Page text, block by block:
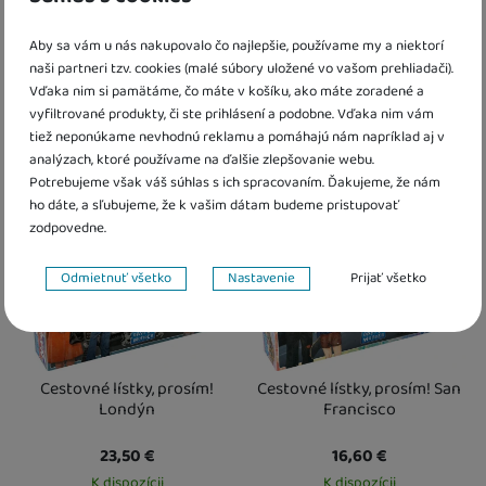
Aby sa vám u nás nakupovalo čo najlepšie, používame my a niektorí
naši partneri tzv. cookies (malé súbory uložené vo vašom prehliadači).
Vďaka nim si pamätáme, čo máte v košíku, ako máte zoradené a
vyfiltrované produkty, či ste prihlásení a podobne. Vďaka nim vám
tiež neponúkame nevhodnú reklamu a pomáhajú nám napríklad aj v
analýzach, ktoré používame na ďalšie zlepšovanie webu.
Potrebujeme však váš súhlas s ich spracovaním. Ďakujeme, že nám
ho dáte, a sľubujeme, že k vašim dátam budeme pristupovať
zodpovedne.
Nastavenie súhlasov s kategóriami cookies
VŽDY AKTÍVNE
Technické cookies umožňujú váš priechod nákupným košíkom,
porovnávanie produktov a ďalšie nevyhnutné funkcie.
Preferenčné a rozšírené funkcie
Preferenčné a rozšírené funkcie
aby ste nemuseli všetko
Povolené
Odmietnuť všetko Nastavenie Prijať všetko
lístky, prosím! USA
49,40€
Skladom
Kdy zboží dostanete?
skladem 1 ks:Osobný odber vo výdajnom mieste10. 8.
U Vás doma11. 8.
2 a více ks:Osobný odber vo výdajnom mieste17. 8.
U Vás doma18. 8.
51,10€
K dispozícii
Kdy zboží dostanete?
Osobný odber vo výdajnom mieste
U Vás doma18. 8.
Obľúbené
Cestovné lístky, prosím!
Londýn
23,50€
Obľúbené
Cestovné lístky, prosím! San
Francisco
16,60€